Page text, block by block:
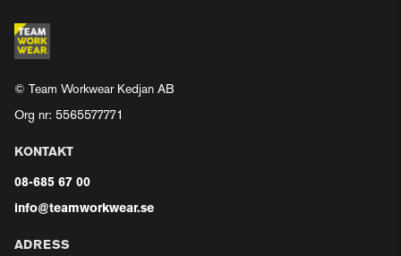
© Team Workwear Kedjan AB
Org nr: 5565577771
KONTAKT
08-685 67 00
info@teamworkwear.se
ADRESS